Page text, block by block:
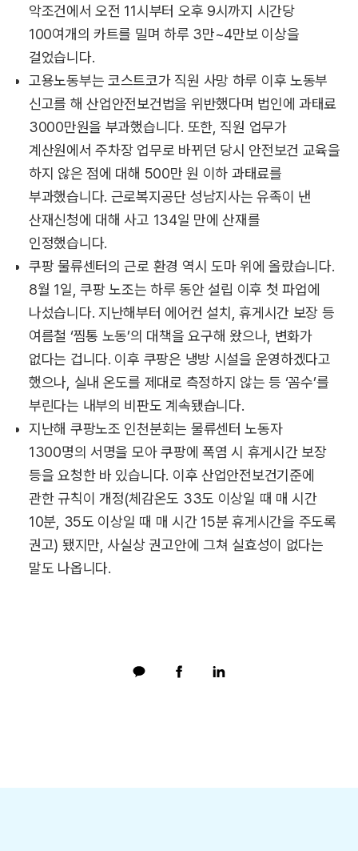
악조건에서 오전 11시부터 오후 9시까지 시간당
100여개의 카트를 밀며 하루 3만~4만보 이상을
걸었습니다.
고용노동부는 코스트코가 직원 사망 하루 이후 노동부
신고를 해 산업안전보건법을 위반했다며 법인에 과태료
3000만원을 부과했습니다. 또한, 직원 업무가
계산원에서 주차장 업무로 바뀌던 당시 안전보건 교육을
하지 않은 점에 대해 500만 원 이하 과태료를
부과했습니다. 근로복지공단 성남지사는 유족이 낸
산재신청에 대해 사고 134일 만에 산재를
인정했습니다.
쿠팡 물류센터의 근로 환경 역시 도마 위에 올랐습니다.
8월 1일, 쿠팡 노조는 하루 동안 설립 이후 첫 파업에
나섰습니다. 지난해부터 에어컨 설치, 휴게시간 보장 등
여름철 ‘찜통 노동’의 대책을 요구해 왔으나, 변화가
없다는 겁니다. 이후 쿠팡은 냉방 시설을 운영하겠다고
했으나, 실내 온도를 제대로 측정하지 않는 등 ‘꼼수’를
부린다는 내부의 비판도 계속됐습니다.
지난해 쿠팡노조 인천분회는 물류센터 노동자
1300명의 서명을 모아 쿠팡에 폭염 시 휴게시간 보장
등을 요청한 바 있습니다. 이후 산업안전보건기준에
관한 규칙이 개정(체감온도 33도 이상일 때 매 시간
10분, 35도 이상일 때 매 시간 15분 휴게시간을 주도록
권고) 됐지만, 사실상 권고안에 그쳐 실효성이 없다는
말도 나옵니다.